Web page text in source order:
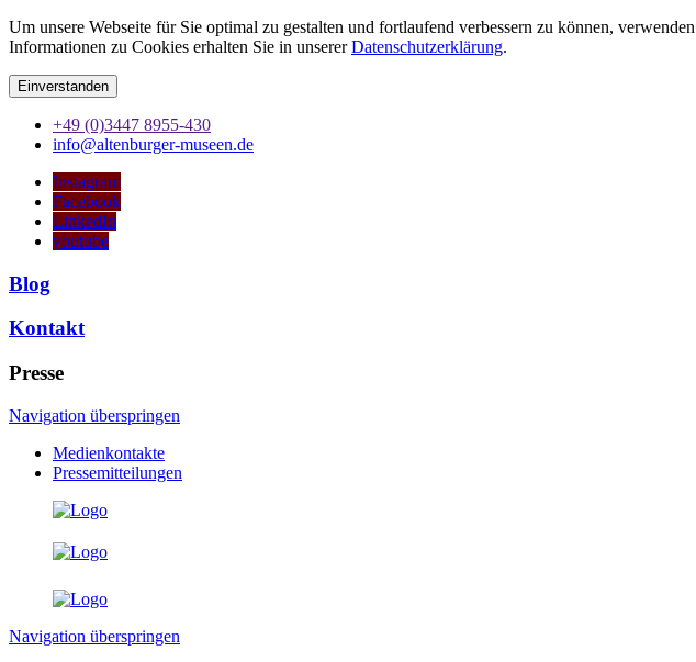
Um unsere Webseite für Sie optimal zu gestalten und fortlaufend verbessern zu können,
Informationen zu Cookies erhalten Sie in unsererDatenschutzerklärung.
Einverstanden
+49 (0)3447 8955-430
info@altenburger-museen.de
Instagram
Facebook
LinkedIn
youtube
Blog
Kontakt
Presse
Navigation überspringen
Medienkontakte
Pressemitteilungen
Navigation überspringen